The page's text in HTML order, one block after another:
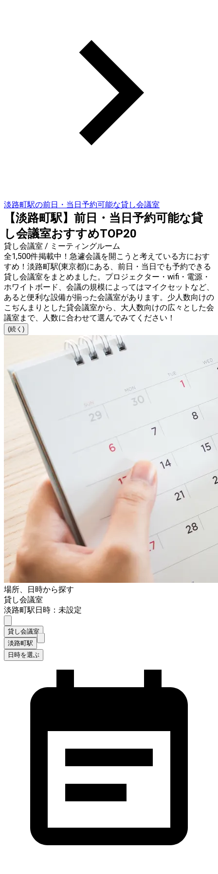
淡路町駅の前日・当日予約可能な貸し会議室
【淡路町駅】前日・当日予約可能な貸
し会議室おすすめTOP20
貸し会議室 / ミーティングルーム
全1,500件掲載中！急遽会議を開こうと考えている方におす
すめ！淡路町駅(東京都)にある、前日・当日でも予約できる
貸し会議室をまとめました。プロジェクター・wifi・電源・
ホワイトボード、会議の規模によってはマイクセットなど、
あると便利な設備が揃った会議室があります。少人数向けの
こぢんまりとした貸会議室から、大人数向けの広々とした会
議室まで、人数に合わせて選んでみてください！
(続く)
場所、日時から探す
貸し会議室
淡路町駅日時：未設定
貸し会議室
淡路町駅
日時を選ぶ